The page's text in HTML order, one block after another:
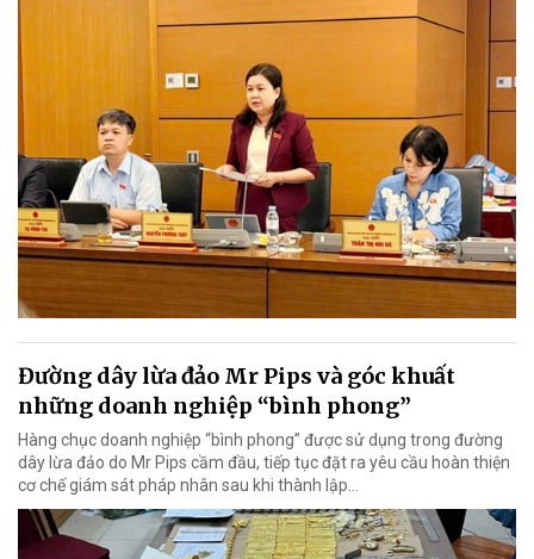
Đường dây lừa đảo Mr Pips và góc khuất
những doanh nghiệp “bình phong”
Hàng chục doanh nghiệp “bình phong” được sử dụng trong đường
dây lừa đảo do Mr Pips cầm đầu, tiếp tục đặt ra yêu cầu hoàn thiện
cơ chế giám sát pháp nhân sau khi thành lập…